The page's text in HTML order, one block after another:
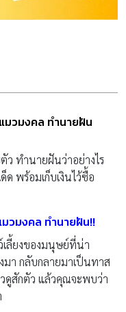
มวมงคล ทำนายฝัน
ทำนายฝันว่าอย่างไร
ด พร้อมเก็บเงินไว้ซื้อ
วมงคล ทำนายฝัน!!
ลี้ยงของมนุษย์ที่น่า
มา กลับกลายมาเป็นทาส
วดูสักตัว แล้วคุณจะพบว่า